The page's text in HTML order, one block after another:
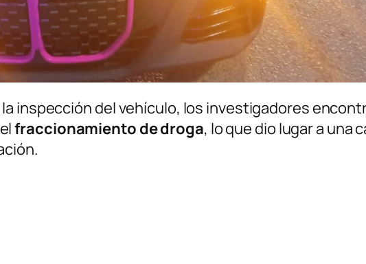
inspección del vehículo, los investigadores
fraccionamiento de droga, lo que dio lugar a una